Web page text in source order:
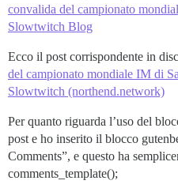
convalida del campionato
Slowtwitch Blog
Ecco il post corrispondente in
del campionato mondiale IM di
Slowtwitch (northend.network)
Per quanto riguarda l’uso del
post e ho inserito il blocco
Comments”, e questo ha
comments_template();